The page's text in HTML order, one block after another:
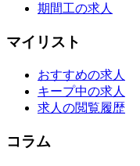
期間工の求人
マイリスト
おすすめの求人
キープ中の求人
求人の閲覧履歴
コラム